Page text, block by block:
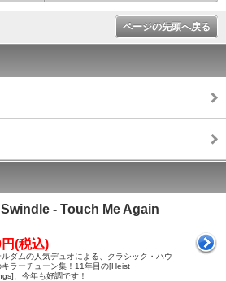
ページの先頭へ戻る
Swindle - Touch Me Again
(税込)
ルダムの人気デュオによる、クラシック・ハウ
キラーチューン集！11年目の[Heist
、今年も好調です！